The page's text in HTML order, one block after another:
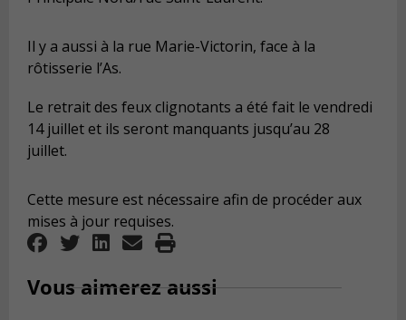
Il y a aussi à la rue Marie-Victorin, face à la
rôtisserie l’As.
Le retrait des feux clignotants a été fait le vendredi
14 juillet et ils seront manquants jusqu’au 28
juillet.
Cette mesure est nécessaire afin de procéder aux
mises à jour requises.
Vous aimerez aussi